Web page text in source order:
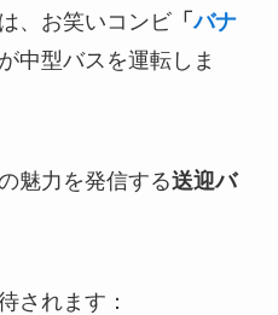
、お笑いコンビ「バナ
中型バスを運転しま
魅力を発信する送迎バ
されます：